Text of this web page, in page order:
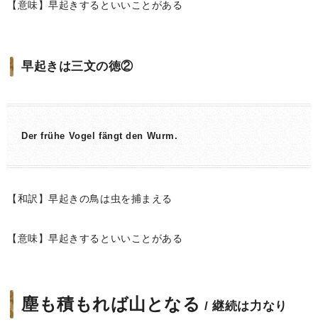
【意味】早起きするといいことがある
早起きは三文の徳②
Der frühe Vogel fängt den Wurm.
【和訳】早起きの鳥は虫を捕まえる
【意味】早起きするといいことがある
塵も積もれば山となる / 継続は力なり